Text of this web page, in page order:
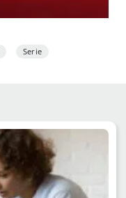
Serie